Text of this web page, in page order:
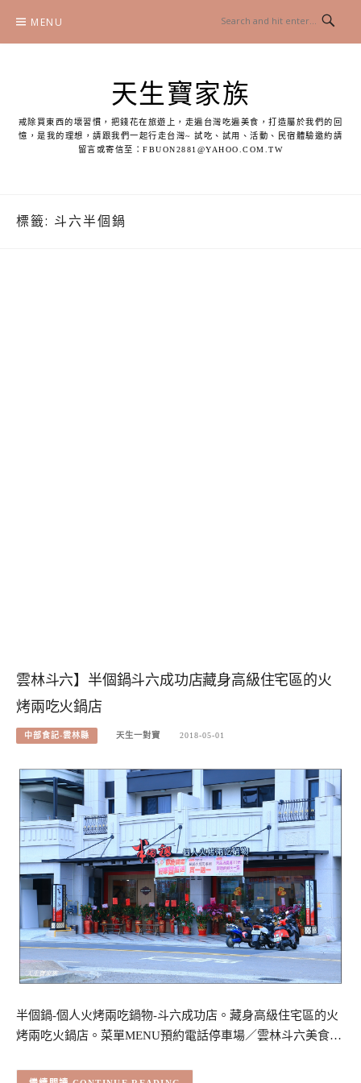
content
MENU
天生寶家族
戒除買東西的壞習慣，把錢花在旅遊上，走遍台灣吃遍美食，打造屬於我們的回
憶，是我的理想，請跟我們一起行走台灣~ 試吃、試用、活動、民宿體驗邀約請
留言或寄信至：FBUON2881@YAHOO.COM.TW
標籤: 斗六半個鍋
雲林斗六】半個鍋斗六成功店藏身高級住宅區的火
烤兩吃火鍋店
中部食記-雲林縣 天生一對寶 2018-05-01
半個鍋-個人火烤兩吃鍋物-斗六成功店。藏身高級住宅區的火
烤兩吃火鍋店。菜單MENU預約電話停車場／雲林斗六美食…